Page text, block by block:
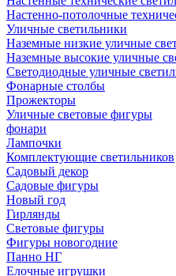
Настенно-потолочные
Уличные светильники
Наземные низкие уличные
Наземные высокие уличные
Светодиодные уличные
Фонарные столбы
Прожекторы
Уличные световые фигуры
фонари
Лампочки
Комплектующие светильников
Садовый декор
Садовые фигуры
Новый год
Гирлянды
Световые фигуры
Фигуры новогодние
Панно НГ
Елочные игрушки